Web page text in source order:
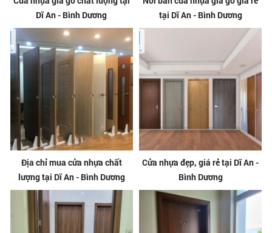
Dĩ An - Bình Dương
tại Dĩ An - Bình Dương
Địa chỉ mua cửa nhựa chất
lượng tại Dĩ An - Bình Dương
Cửa nhựa đẹp, giá rẻ tại Dĩ An -
Bình Dương